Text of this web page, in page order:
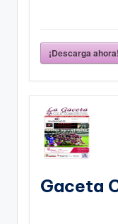
¡Descarga ahora!
Gaceta